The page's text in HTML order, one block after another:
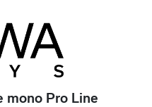
mono Pro Line